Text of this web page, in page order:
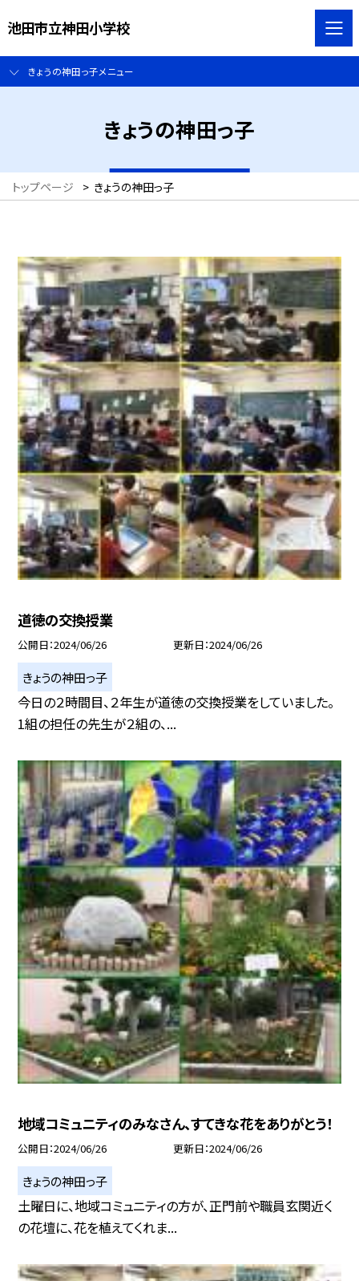
池田市立神田小学校
きょうの神田っ子メニュー
きょうの神田っ子
トップページ > きょうの神田っ子
道徳の交換授業
公開日 2024/06/26 更新日 2024/06/26
きょうの神田っ子
今日の２時間目、２年生が道徳の交換授業をしていました。
1組の担任の先生が２組の、...
地域コミュニティのみなさん、すてきな花をありがとう！
公開日 2024/06/26 更新日 2024/06/26
きょうの神田っ子
土曜日に、地域コミュニティの方が、正門前や職員玄関近く
の花壇に、花を植えてくれま...